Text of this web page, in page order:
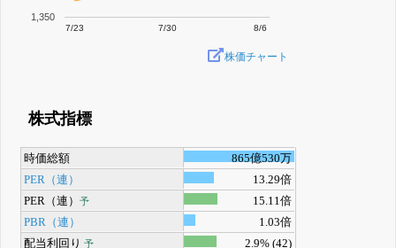
7/23 7/30 8/6
1,350
株価チャート
株式指標
時価総額
865億530万
PER（連）
13.29倍
PER（連）予
15.11倍
PBR（連）
1.03倍
配当利回り 予 2.9% (42)